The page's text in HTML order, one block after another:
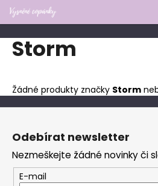
Přejít
na
obsah
Storm
Žádné produkty značky Storm
o
š
o
p
o
t
ř
e
b
Z
Odebírat newsletter
Nezmeškejte žádné novinky či
E-mail